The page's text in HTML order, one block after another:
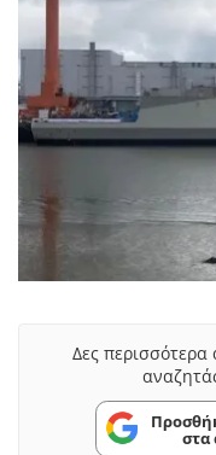
Δες
στα